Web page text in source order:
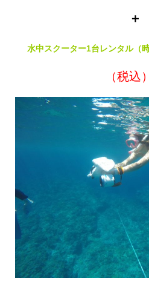
＋
水中スクーター1台レンタル（
（税込